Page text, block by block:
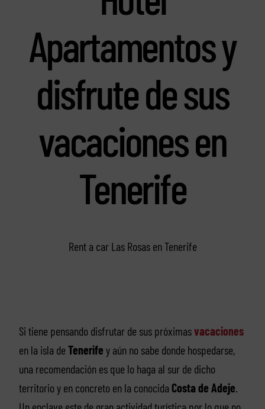
Apartamentos y
disfrute de sus
vacaciones en
Tenerife
Rent a car Las Rosas en Tenerife
Si tiene pensando disfrutar de sus próximasvacaciones
en la isla de Tenerife y aún no sabe donde hospedarse,
una recomendación es que lo haga al sur de dicho
territorio y en concreto en la conocida Costa de Adeje.